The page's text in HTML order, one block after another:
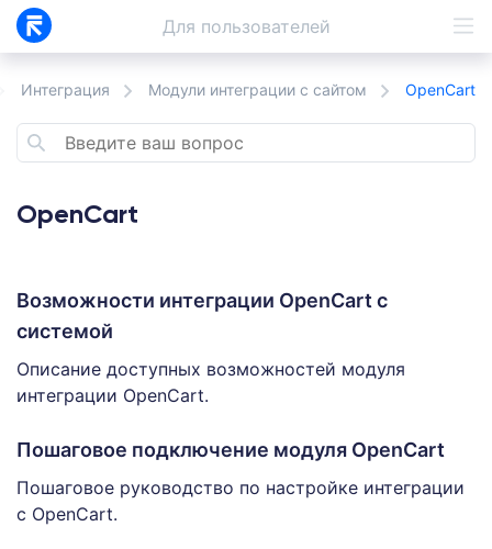
Для пользователей
Интеграция Модули интеграции с сайтом OpenCart
OpenCart
Возможности интеграции OpenCart c
системой
Описание доступных возможностей модуля
интеграции OpenCart.
Пошаговое подключение модуля OpenCart
Пошаговое руководство по настройке интеграции
с OpenCart.